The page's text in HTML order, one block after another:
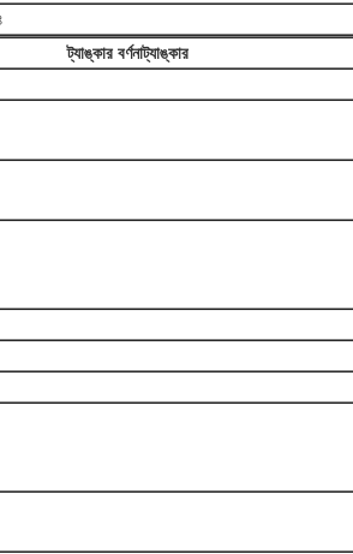
ট্যাঙ্কার বর্ণনাট্যাঙ্কার